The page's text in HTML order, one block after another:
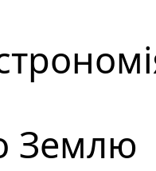
Землю